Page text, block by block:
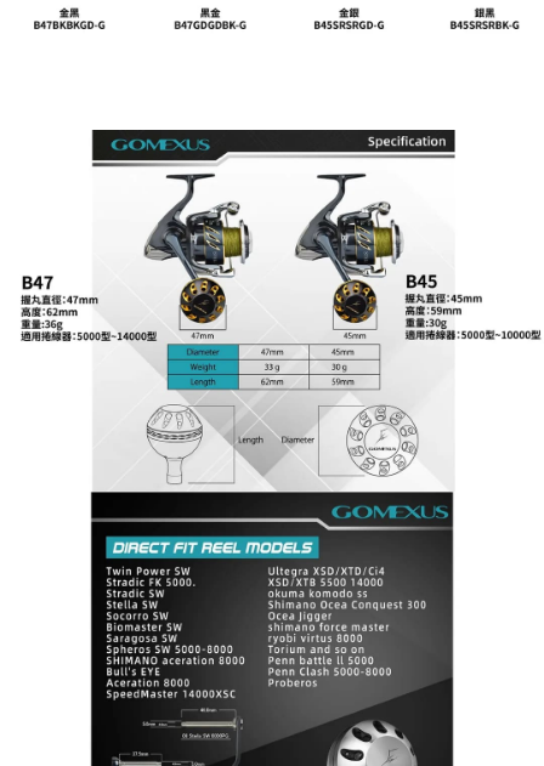
3.完整用戶服務條款，請詳閱以下連結：
https://oppay.tw/userRule
客戶支援中心」
https://netprotections.freshdesk.com/support/home
２．關於個人資料處理事宜，請瀏覽以下網址：
https://aftee.tw/terms/#terms3
３．未成年的使用者請事先徵得法定代理人或監護人之同意方可使用
「AFTEE先享後付」，若未經同意申辦者引起之損失，本公司不負相關責
４．使用「AFTEE先享後付」時，將依據個別帳號之用戶狀況，依本公司即
時審查核予不同之上限額度；若仍有額度不足之情形，本公司將視審查結果
請求用戶進行身份認證。
５．嚴禁一人註冊多個帳號或使用他人資訊註冊。若發現惡意使用之情形，
恩沛科技股份有限公司將有權停止該用戶之使用額度並採取法律行動。
付款後7-11取貨
離島一般宅配
每筆NT$200，滿NT$2,000(含以上)免運費
貨到付款（門市自取請勿下單，請聯繫客服）
每筆NT$200，滿NT$3,000(含以上)免運費
國家/地區配送(**下單前請私訊客服確認實際運費(運費另
計)，訂單才得以成立**)